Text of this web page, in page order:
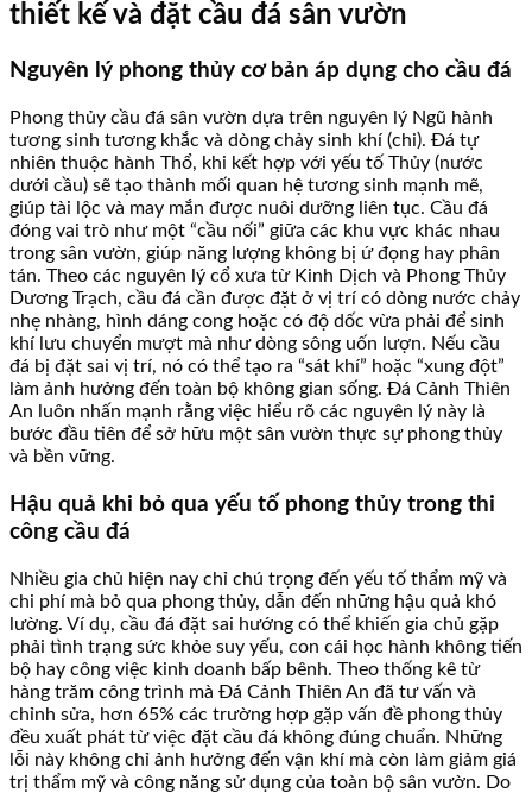
thiết kế và đặt cầu đá sân vườn
Nguyên lý phong thủy cơ bản áp dụng cho cầu đá
Phong thủy cầu đá sân vườn dựa trên nguyên lý Ngũ hành
tương sinh tương khắc và dòng chảy sinh khí (chi). Đá tự
nhiên thuộc hành Thổ, khi kết hợp với yếu tố Thủy (nước
dưới cầu) sẽ tạo thành mối quan hệ tương sinh mạnh mẽ,
giúp tài lộc và may mắn được nuôi dưỡng liên tục. Cầu đá
đóng vai trò như một “cầu nối” giữa các khu vực khác nhau
trong sân vườn, giúp năng lượng không bị ứ đọng hay phân
tán. Theo các nguyên lý cổ xưa từ Kinh Dịch và Phong Thủy
Dương Trạch, cầu đá cần được đặt ở vị trí có dòng nước chảy
nhẹ nhàng, hình dáng cong hoặc có độ dốc vừa phải để sinh
khí lưu chuyển mượt mà như dòng sông uốn lượn. Nếu cầu
đá bị đặt sai vị trí, nó có thể tạo ra “sát khí” hoặc “xung đột”
làm ảnh hưởng đến toàn bộ không gian sống. Đá Cảnh Thiên
An luôn nhấn mạnh rằng việc hiểu rõ các nguyên lý này là
bước đầu tiên để sở hữu một sân vườn thực sự phong thủy
và bền vững.
Hậu quả khi bỏ qua yếu tố phong thủy trong thi
công cầu đá
Nhiều gia chủ hiện nay chỉ chú trọng đến yếu tố thẩm mỹ và
chi phí mà bỏ qua phong thủy, dẫn đến những hậu quả khó
lường. Ví dụ, cầu đá đặt sai hướng có thể khiến gia chủ gặp
phải tình trạng sức khỏe suy yếu, con cái học hành không tiến
bộ hay công việc kinh doanh bấp bênh. Theo thống kê từ
hàng trăm công trình mà Đá Cảnh Thiên An đã tư vấn và
chỉnh sửa, hơn 65% các trường hợp gặp vấn đề phong thủy
đều xuất phát từ việc đặt cầu đá không đúng chuẩn. Những
lỗi này không chỉ ảnh hưởng đến vận khí mà còn làm giảm giá
trị thẩm mỹ và công năng sử dụng của toàn bộ sân vườn. Do